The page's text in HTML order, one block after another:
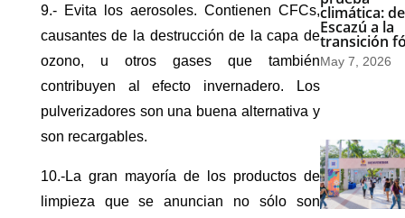
9.- Evita los aerosoles. Contienen CFCs,
causantes de la destrucción de la capa de
ozono, u otros gases que también
contribuyen al efecto invernadero. Los
pulverizadores son una buena alternativa y
son recargables.
10.-La gran mayoría de los productos de
limpieza que se anuncian no sólo son
climática: de
Escazú a la
transición
May 7, 2026